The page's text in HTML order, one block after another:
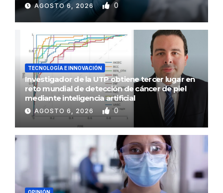
AGOSTO 6, 2026 0
TECNOLOGÍA E INNOVACIÓN
Investigador de la UTP obtiene tercer lugar en
reto mundial de detección de cáncer de piel
mediante inteligencia artificial
AGOSTO 6, 2026 0